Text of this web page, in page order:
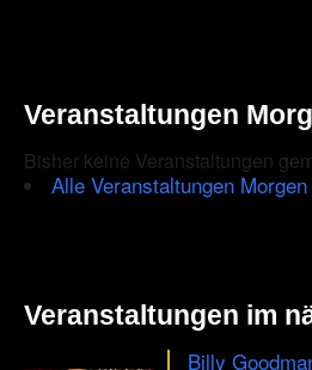
Veranstaltungen
Bisher keine Veranstaltungen
Alle Veranstaltungen Morgen
Veranstaltungen im
Billy